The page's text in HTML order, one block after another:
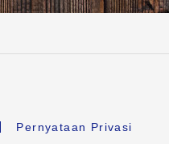
Pernyataan Privasi